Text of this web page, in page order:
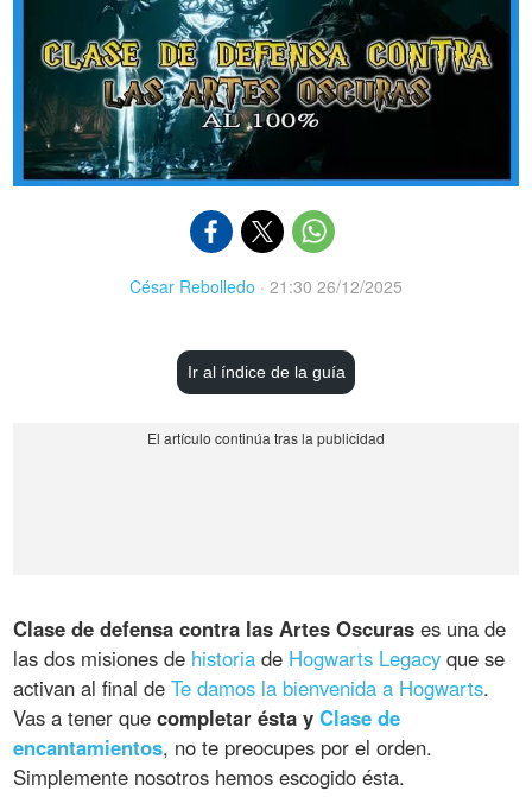
César Rebolledo · 21:30 26/12/2025
Ir al índice de la guía
Clase de defensa contra las Artes Oscuras es una de
las dos misiones de historia de Hogwarts Legacy que se
activan al final deTe damos la bienvenida a Hogwarts.
Vas a tener quecompletar ésta yClase de
encantamientos, no te preocupes por el orden.
Simplemente nosotros hemos escogido ésta.